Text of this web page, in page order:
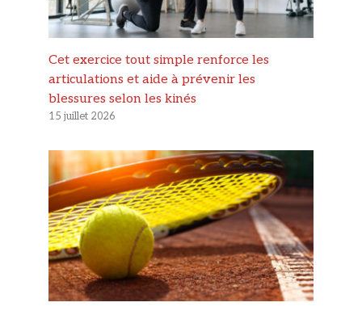
Cet exercice tout simple renforce les
articulations et aide à prévenir les
blessures selon les kinés
15 juillet 2026